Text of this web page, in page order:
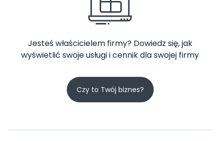
Jesteś właścicielem firmy? Dowiedz się, jak
wyświetlić swoje usługi i cennik dla swojej firmy
Czy to Twój biznes?